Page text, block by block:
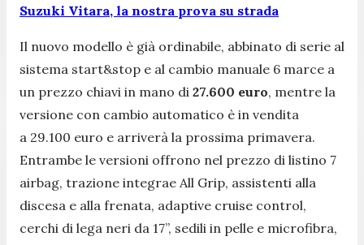
Suzuki Vitara, la nostra prova su strada
Il nuovo modello è già ordinabile, abbinato di serie al
sistema start&stop e al cambio manuale 6 marce a
un prezzo chiavi in mano di 27.600 euro, mentre la
versione con cambio automatico è in vendita
a 29.100 euro e arriverà la prossima primavera.
Entrambe le versioni offrono nel prezzo di listino 7
airbag, trazione integrae All Grip, assistenti alla
discesa e alla frenata, adaptive cruise control,
cerchi di lega neri da 17”, sedili in pelle e microfibra,